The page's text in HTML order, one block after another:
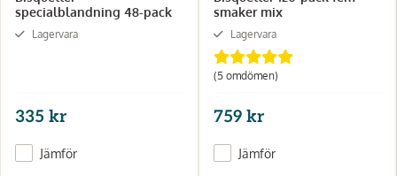
specialblandning 48-pack
Lagervara
335 kr
Jämför
smaker mix
Lagervara
(5 omdömen)
759 kr
Jämför